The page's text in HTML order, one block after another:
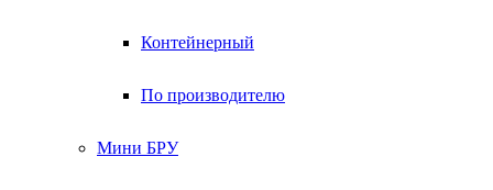
Контейнерный
По производителю
Мини БРУ